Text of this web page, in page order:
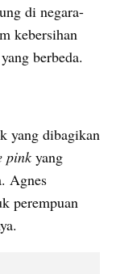
di negara-
kebersihan
berbeda.
yang dibagikan
pink yang
Agnes
perempuan